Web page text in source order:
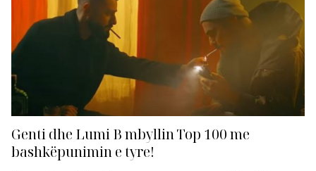
Genti dhe Lumi B mbyllin Top 100 me
bashkëpunimin e tyre!